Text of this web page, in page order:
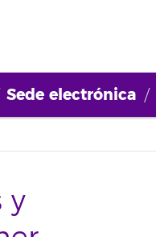
Sede electrónica
y